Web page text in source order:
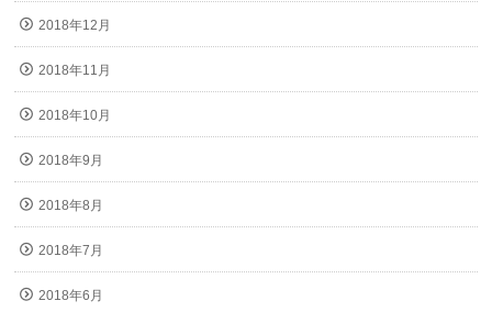
2018年12月
2018年11月
2018年10月
2018年9月
2018年8月
2018年7月
2018年6月